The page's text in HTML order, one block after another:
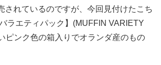
されているのですが、今回見付けたこち
ラエティパック】(MUFFIN VARIETY
ピンク色の箱入りでオランダ産のもの